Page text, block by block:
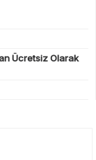
Ücretsiz Olarak